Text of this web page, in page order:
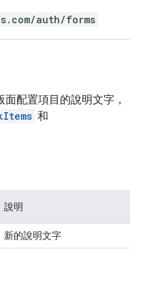
auth/forms
配置項目的說明文字，
和
說明
新的說明文字